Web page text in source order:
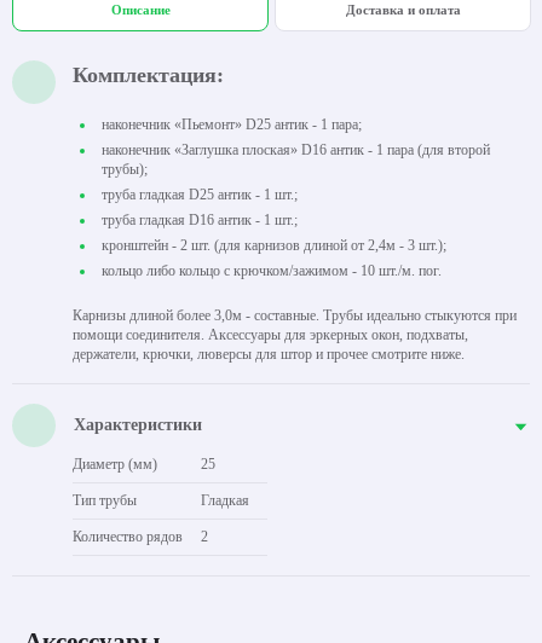
Описание Доставка и оплата
Комплектация:
наконечник «Пьемонт» D25 антик - 1 пара;
наконечник «Заглушка плоская» D16 антик - 1 пара (для второй
трубы);
труба гладкая D25 антик - 1 шт.;
труба гладкая D16 антик - 1 шт.;
кронштейн - 2 шт. (для карнизов длиной от 2,4м - 3 шт.);
кольцо либо кольцо с крючком/зажимом - 10 шт./м. пог.
Карнизы длиной более 3,0м - составные. Трубы идеально стыкуются при
помощи соединителя. Аксессуары для эркерных окон, подхваты,
держатели, крючки, люверсы для штор и прочее смотрите ниже.
Характеристики
Диаметр (мм) 25
Тип трубы Гладкая
Количество рядов 2